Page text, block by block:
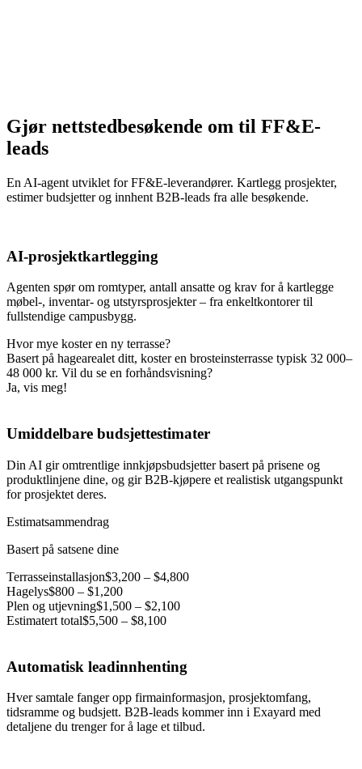
Gjør nettstedbesøkende om til FF&E-
leads
En AI-agent utviklet for FF&E-leverandører. Kartlegg prosjekter,
estimer budsjetter og innhent B2B-leads fra alle besøkende.
AI-prosjektkartlegging
Agenten spør om romtyper, antall ansatte og krav for å kartlegge
møbel-, inventar- og utstyrsprosjekter – fra enkeltkontorer til
fullstendige campusbygg.
Hvor mye koster en ny terrasse?
Basert på hagearealet ditt, koster en brosteinsterrasse typisk 32 000–
48 000 kr. Vil du se en forhåndsvisning?
Ja, vis meg!
Umiddelbare budsjettestimater
Din AI gir omtrentlige innkjøpsbudsjetter basert på prisene og
produktlinjene dine, og gir B2B-kjøpere et realistisk utgangspunkt
for prosjektet deres.
Estimatsammendrag
Basert på satsene dine
Terrasseinstallasjon$3,200 – $4,800
Hagelys$800 – $1,200
Plen og utjevning$1,500 – $2,100
Estimatert total$5,500 – $8,100
Automatisk leadinnhenting
Hver samtale fanger opp firmainformasjon, prosjektomfang,
tidsramme og budsjett. B2B-leads kommer inn i Exayard med
detaljene du trenger for å lage et tilbud.